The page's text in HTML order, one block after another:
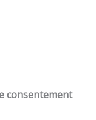
consentement